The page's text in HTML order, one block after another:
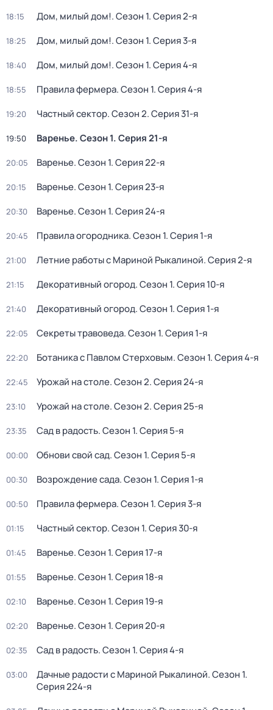
18:15 Дом, милый дом!. Сезон 1. Серия 2-я
18:25 Дом, милый дом!. Сезон 1. Серия 3-я
18:40 Дом, милый дом!. Сезон 1. Серия 4-я
18:55 Правила фермера. Сезон 1. Серия 4-я
19:20 Частный сектор. Сезон 2. Серия 31-я
19:50 Варенье. Сезон 1. Серия 21-я
20:05 Варенье. Сезон 1. Серия 22-я
20:15 Варенье. Сезон 1. Серия 23-я
20:30 Варенье. Сезон 1. Серия 24-я
20:45 Правила огородника. Сезон 1. Серия 1-я
21:00 Летние работы с Мариной Рыкалиной. Серия 2-я
21:15 Декоративный огород. Сезон 1. Серия 10-я
21:40 Декоративный огород. Сезон 1. Серия 1-я
22:05 Секреты травоведа. Сезон 1. Серия 1-я
22:20 Ботаника с Павлом Стерховым. Сезон 1. Серия 4-я
22:45 Урожай на столе. Сезон 2. Серия 24-я
23:10 Урожай на столе. Сезон 2. Серия 25-я
23:35 Сад в радость. Сезон 1. Серия 5-я
00:00 Обнови свой сад. Сезон 1. Серия 5-я
00:30 Возрождение сада. Сезон 1. Серия 1-я
00:50 Правила фермера. Сезон 1. Серия 3-я
01:15 Частный сектор. Сезон 1. Серия 30-я
01:45 Варенье. Сезон 1. Серия 17-я
01:55 Варенье. Сезон 1. Серия 18-я
02:10 Варенье. Сезон 1. Серия 19-я
02:20 Варенье. Сезон 1. Серия 20-я
02:35 Сад в радость. Сезон 1. Серия 4-я
03:00 Дачные радости с Мариной Рыкалиной. Сезон 1.
Серия 224-я